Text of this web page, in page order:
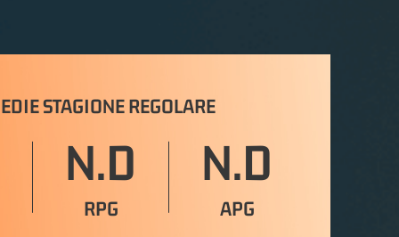
STAGIONE REGOLARE
N.D
RPG
N.D
APG